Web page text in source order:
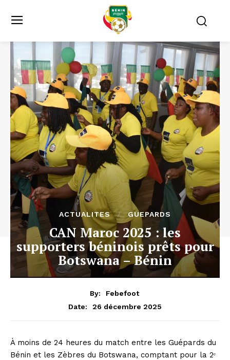
ACTUALITES GUEPARDS
CAN Maroc 2025 : les
supporters béninois prêts pour
Botswana – Bénin
By:
Febefoot
Date:
26 décembre 2025
À moins de 24 heures du match entre les Guépards du
Bénin et les Zèbres du Botswana, comptant pour la 2ᵉ